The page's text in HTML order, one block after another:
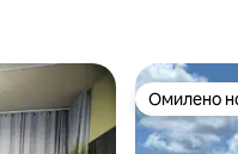
Омилено
Омилено